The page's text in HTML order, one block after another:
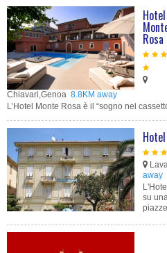
Hotel
Rosa
Chiavari,Genoa 8.8KM away
L’Hotel Monte Rosa è il “sogno nel
away
su